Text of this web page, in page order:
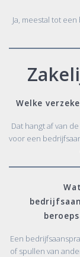
Ja, meestal tot
Welke
Dat hangt af van
voor een
Een
of spullen van